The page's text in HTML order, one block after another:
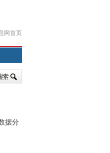
网首页
据分